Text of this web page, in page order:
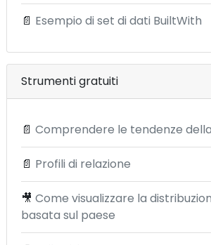
📄 Esempio di set di dati BuiltWith
Strumenti gratuiti
📄 Comprendere le tendenze
📄 Profili di relazione
🎥 Come visualizzare la
basata sul paese